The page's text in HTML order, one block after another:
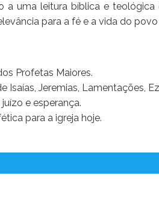
a uma leitura bíblica e
para a fé e a vida do povo
Profetas Maiores.
Isaías, Jeremias, Lamentações,
e esperança.
para a igreja hoje.